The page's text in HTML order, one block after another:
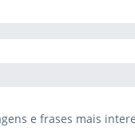
e frases mais